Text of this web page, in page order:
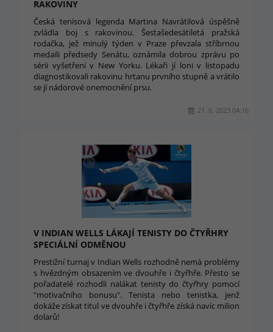
RAKOVINY
Česká tenisová legenda Martina Navrátilová úspěšně
zvládla boj s rakovinou. Šestašedesátiletá pražská
rodačka, jež minulý týden v Praze převzala stříbrnou
medaili předsedy Senátu, oznámila dobrou zprávu po
sérii vyšetření v New Yorku. Lékaři jí loni v listopadu
diagnostikovali rakovinu hrtanu prvního stupně a vrátilo
se jí nádorové onemocnění prsu.
21. 6. 2023 04:16
V INDIAN WELLS LÁKAJÍ TENISTY DO ČTYŘHRY
SPECIÁLNÍ ODMĚNOU
Prestižní turnaj v Indian Wells rozhodně nemá problémy
s hvězdným obsazením ve dvouhře i čtyřhře. Přesto se
pořadatelé rozhodli nalákat tenisty do čtyřhry pomocí
"motivačního bonusu". Tenista nebo tenistka, jenž
dokáže získat titul ve dvouhře i čtyřhře získá navíc milion
dolarů!